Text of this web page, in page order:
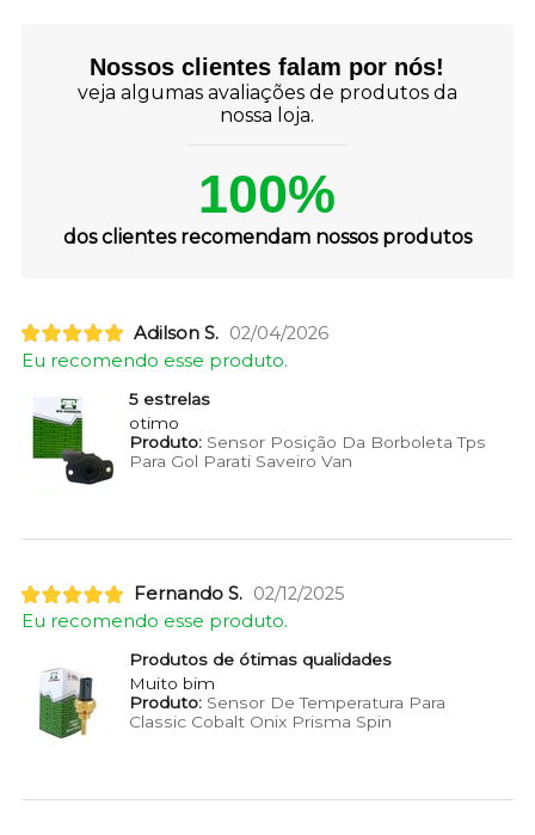
Nossos clientes falam por nós!
veja algumas avaliações de produtos da
nossa loja.
100%
dos clientes recomendam nossos produtos
Adilson S. 02/04/2026
Eu recomendo esse produto.
5 estrelas
otimo
Produto:Sensor Posição Da Borboleta Tps
Para Gol Parati Saveiro Van
Fernando S. 02/12/2025
Eu recomendo esse produto.
Produtos de ótimas qualidades
Muito bim
Produto:Sensor De Temperatura Para
Classic Cobalt Onix Prisma Spin